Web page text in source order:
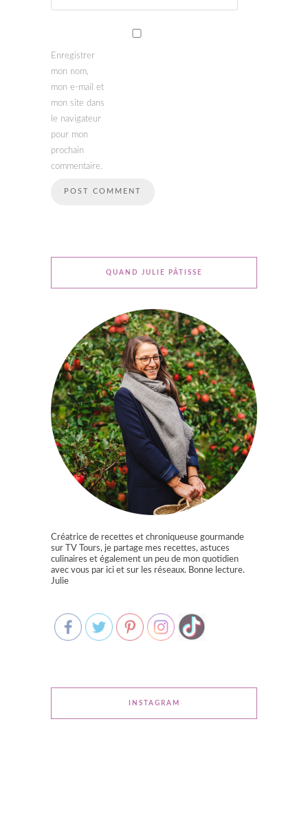
Enregistrer
mon nom,
mon e-mail et
mon site dans
le navigateur
pour mon
prochain
commentaire.
QUAND JULIE PÂTISSE
Créatrice de recettes et chroniqueuse gourmande
sur TV Tours, je partage mes recettes, astuces
culinaires et également un peu de mon quotidien
avec vous par ici et sur les réseaux. Bonne lecture.
Julie
INSTAGRAM